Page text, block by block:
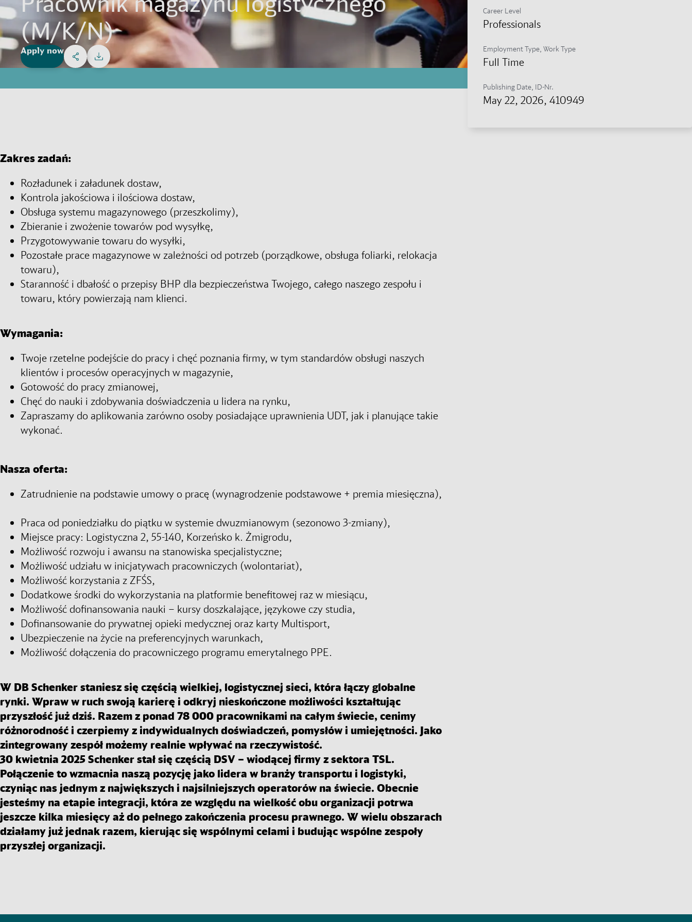
(M/K/N)
Apply now
Social Networks Menu
Share on Facebook
Share on X
Share on linkedIn
Share via email
Download
Career Level
Professionals
Employment Type, Work Type
Full Time
Publishing Date, ID-Nr.
May 22, 2026, 410949
Zakres zadań:
Rozładunek i załadunek dostaw,
Kontrola jakościowa i ilościowa dostaw,
Obsługa systemu magazynowego (przeszkolimy),
Zbieranie i zwożenie towarów pod wysyłkę,
Przygotowywanie towaru do wysyłki,
Pozostałe prace magazynowe w zależności od potrzeb (porządkowe, obsługa foliarki, relokacja
towaru),
Staranność i dbałość o przepisy BHP dla bezpieczeństwa Twojego, całego naszego zespołu i
towaru, który powierzają nam klienci.
Wymagania:
Twoje rzetelne podejście do pracy i chęć poznania firmy, w tym standardów obsługi naszych
klientów i procesów operacyjnych w magazynie,
Gotowość do pracy zmianowej,
Chęć do nauki i zdobywania doświadczenia u lidera na rynku,
Zapraszamy do aplikowania zarówno osoby posiadające uprawnienia UDT, jak i planujące takie
wykonać.
Nasza oferta:
Zatrudnienie na podstawie umowy o pracę (wynagrodzenie podstawowe + premia miesięczna),
Praca od poniedziałku do piątku w systemie dwuzmianowym (sezonowo 3-zmiany),
Miejsce pracy: Logistyczna 2, 55-140, Korzeńsko k. Żmigrodu,
Możliwość rozwoju i awansu na stanowiska specjalistyczne;
Możliwość udziału w inicjatywach pracowniczych (wolontariat),
Możliwość korzystania z ZFŚS,
Dodatkowe środki do wykorzystania na platformie benefitowej raz w miesiącu,
Możliwość dofinansowania nauki – kursy doszkalające, językowe czy studia,
Dofinansowanie do prywatnej opieki medycznej oraz karty Multisport,
Ubezpieczenie na życie na preferencyjnych warunkach,
Możliwość dołączenia do pracowniczego programu emerytalnego PPE.
W DB Schenker staniesz się częścią wielkiej, logistycznej sieci, która łączy globalne
rynki. Wpraw w ruch swoją karierę i odkryj nieskończone możliwości kształtując
przyszłość już dziś. Razem z ponad 78 000 pracownikami na całym świecie, cenimy
różnorodność i czerpiemy z indywidualnych doświadczeń, pomysłów i umiejętności. Jako
zintegrowany zespół możemy realnie wpływać na rzeczywistość.
30 kwietnia 2025 Schenker stał się częścią DSV – wiodącej firmy z sektora TSL.
Połączenie to wzmacnia naszą pozycję jako lidera w branży transportu i logistyki,
czyniąc nas jednym z największych i najsilniejszych operatorów na świecie. Obecnie
jesteśmy na etapie integracji, która ze względu na wielkość obu organizacji potrwa
jeszcze kilka miesięcy aż do pełnego zakończenia procesu prawnego. W wielu obszarach
działamy już jednak razem, kierując się wspólnymi celami i budując wspólne zespoły
przyszłej organizacji.